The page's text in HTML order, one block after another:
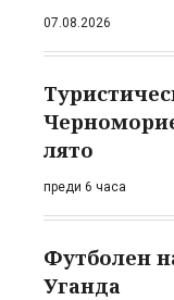
07.08.2026
лято
преди 6 часа
Футболен
Уганда